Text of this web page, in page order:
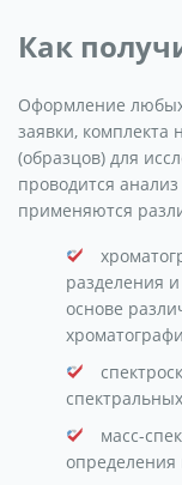
Как
Оформление
заявки, комплекта
(образцов) для
проводится
применяются
разделения
основе
масс-
определения